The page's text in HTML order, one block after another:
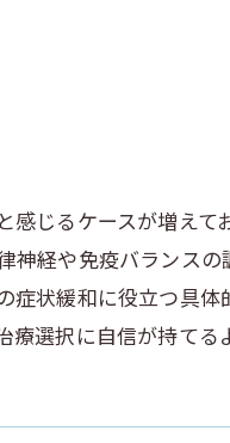
じるケースが増えて
神経や免疫バランス
状緩和に役立つ具体
選択に自信が持てる